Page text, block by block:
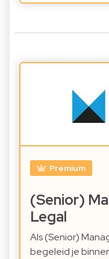
Premium
(Senior)
Legal
Als (Senior)
begeleid je